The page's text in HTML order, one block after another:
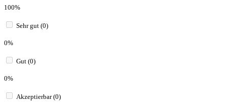
100%
Sehr gut (0)
0%
Gut (0)
0%
Akzeptierbar (0)